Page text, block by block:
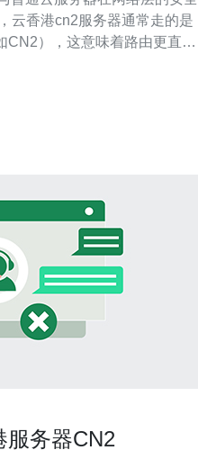
云香港cn2服务器通常走的是
CN2），这意味着路由更直
降低了被嗅探或中间人攻击
服务器CN2